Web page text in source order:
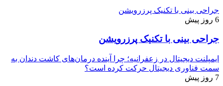
جراحی بینی با تکنیک پرزرویشن
6 روز پیش
جراحی بینی با تکنیک پرزرویشن
ایمپلنت دیجیتال در زعفرانیه؛ چرا آینده درمان‌های کاشت دندان به
سمت فناوری دیجیتال حرکت کرده است؟
7 روز پیش